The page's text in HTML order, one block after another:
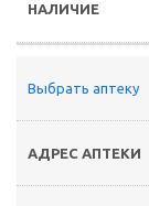
Выбрать аптеку